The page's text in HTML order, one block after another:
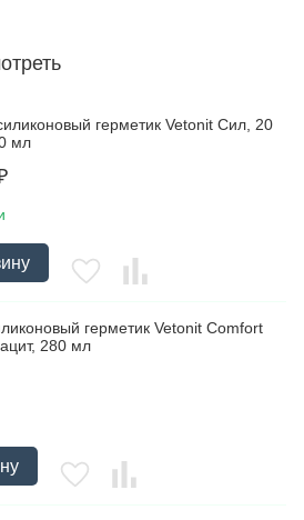
герметик Vetonit Сил, 20
мл
герметик Vetonit Comfort
280 мл